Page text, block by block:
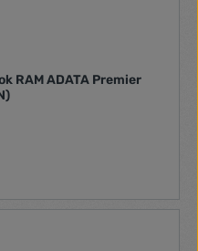
RAM ADATA Premier